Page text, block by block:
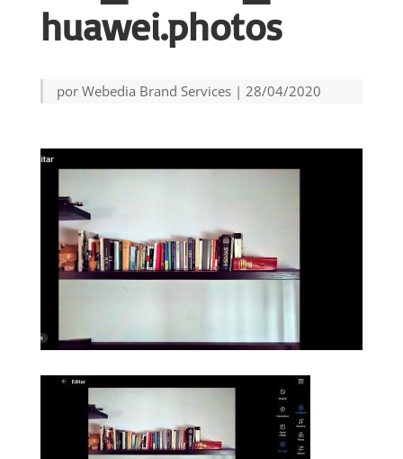
huawei.photos
por Webedia Brand Services| 28/04/2020